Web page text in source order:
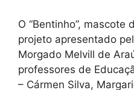
O “Bentinho”, mascote
projeto apresentado
Morgado Melvill de
professores de
– Cármen Silva,